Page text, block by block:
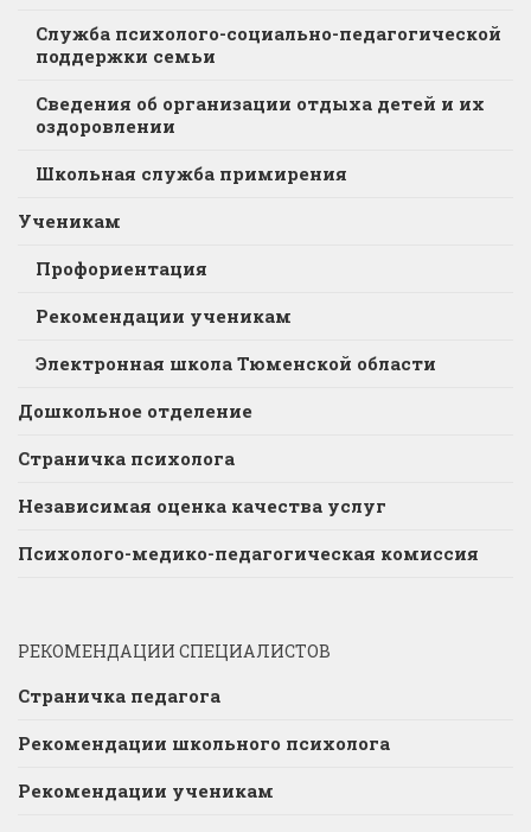
Служба психолого-социально-педагогической
поддержки семьи
Сведения об организации отдыха детей и их
оздоровлении
Школьная служба примирения
Ученикам
Профориентация
Рекомендации ученикам
Электронная школа Тюменской области
Дошкольное отделение
Страничка психолога
Независимая оценка качества услуг
Психолого-медико-педагогическая комиссия
РЕКОМЕНДАЦИИ СПЕЦИАЛИСТОВ
Страничка педагога
Рекомендации школьного психолога
Рекомендации ученикам